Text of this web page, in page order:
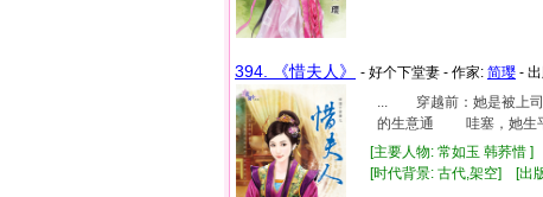
394. 《惜夫人》 - 好个下堂妻 - 作家: 简璎 -
... 穿越前：她是被上
的生意通 哇塞，她生平
[主要人物: 常如玉 韩荞惜
[时代背景: 古代,架空] [出